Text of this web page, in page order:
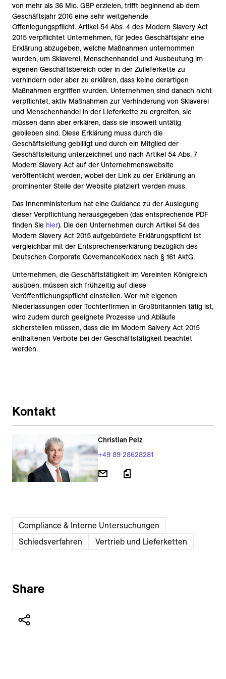
von mehr als 36 Mio. GBP erzielen, trifft beginnend ab dem
Geschäftsjahr 2016 eine sehr weitgehende
Offenlegungspflicht. Artikel 54 Abs. 4 des Modern Slavery Act
2015 verpflichtet Unternehmen, für jedes Geschäftsjahr eine
Erklärung abzugeben, welche Maßnahmen unternommen
wurden, um Sklaverei, Menschenhandel und Ausbeutung im
eigenen Geschäftsbereich oder in der Zulieferkette zu
verhindern oder aber zu erklären, dass keine derartigen
Maßnahmen ergriffen wurden. Unternehmen sind danach nicht
verpflichtet, aktiv Maßnahmen zur Verhinderung von Sklaverei
und Menschenhandel in der Lieferkette zu ergreifen, sie
müssen dann aber erklären, dass sie insoweit untätig
geblieben sind. Diese Erklärung muss durch die
Geschäftsleitung gebilligt und durch ein Mitglied der
Geschäftsleitung unterzeichnet und nach Artikel 54 Abs. 7
Modern Slavery Act auf der Unternehmenswebsite
veröffentlicht werden, wobei der Link zu der Erklärung an
prominenter Stelle der Website platziert werden muss.
Das Innenministerium hat eine Guidance zu der Auslegung
dieser Verpflichtung herausgegeben (das entsprechende PDF
finden Sie hier). Die den Unternehmen durch Artikel 54 des
Modern Slavery Act 2015 aufgebürdete Erklärungspflicht ist
vergleichbar mit der Entsprechenserklärung bezüglich des
Deutschen Corporate GovernanceKodex nach § 161 AktG.
Unternehmen, die Geschäftstätigkeit im Vereinten Königreich
ausüben, müssen sich frühzeitig auf diese
Veröffentlichungspflicht einstellen. Wer mit eigenen
Niederlassungen oder Tochterfirmen in Großbritannien tätig ist,
wird zudem durch geeignete Prozesse und Abläufe
sicherstellen müssen, dass die im Modern Salvery Act 2015
enthaltenen Verbote bei der Geschäftstätigkeit beachtet
werden.
Kontakt
Christian Pelz
+49 89 28628281
Compliance & Interne Untersuchungen
Schiedsverfahren
Vertrieb und Lieferketten
Share